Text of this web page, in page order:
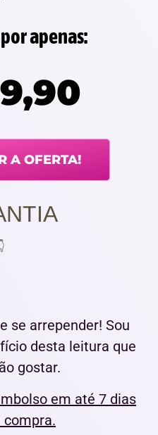
apenas:
A OFERTA!
se arrepender! Sou
desta leitura que
gostar.
em até 7 dias
compra.